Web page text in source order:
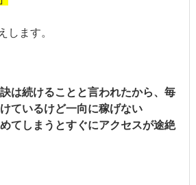
します。
は続けることと言われたから、毎
ているけど一向に稼げない
てしまうとすぐにアクセスが途絶